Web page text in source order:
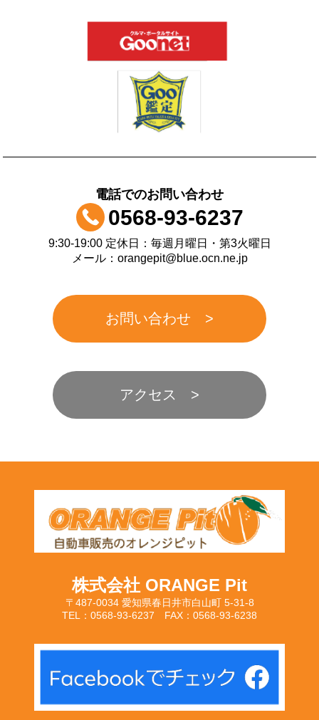
電話でのお問い合わせ
0568-93-6237
9:30-19:00 定休日：毎週月曜日・第3火曜日
メール：orangepit@blue.ocn.ne.jp
お問い合わせ
アクセス
株式会社 ORANGE Pit
〒487-0034 愛知県春日井市白山町 5-31-8
TEL：0568-93-6237 FAX：0568-93-6238